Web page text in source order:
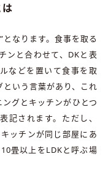
は
なります。食事を取る
ンと合わせて、DKと表
などを置いて食事を取
いう言葉があり、これ
グとキッチンがひとつ
記されます。ただし、
ッチンが同じ部屋にあ
畳以上をLDKと呼ぶ場